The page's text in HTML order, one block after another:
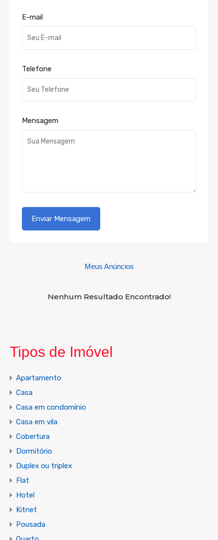
E-mail
Telefone
Mensagem
Meus Anúncios
Nenhum Resultado Encontrado!
Tipos de Imóvel
Apartamento
Casa
Casa em condomínio
Casa em vila
Cobertura
Dormitório
Duplex ou triplex
Flat
Hotel
Kitnet
Pousada